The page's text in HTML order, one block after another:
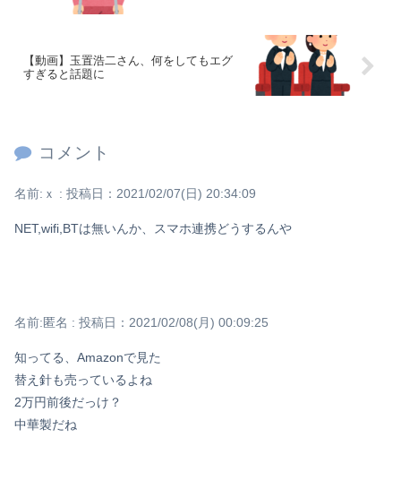
【動画】玉置浩二さん、何をしてもエグ
すぎると話題に
コメント
名前: ｘ : 投稿日：2021/02/07(日) 20:34:09
NET,wifi,BTは無いんか、スマホ連携どうするんや
名前:匿名 : 投稿日：2021/02/08(月) 00:09:25
知ってる、Amazonで見た
替え針も売っているよね
2万円前後だっけ？
中華製だね